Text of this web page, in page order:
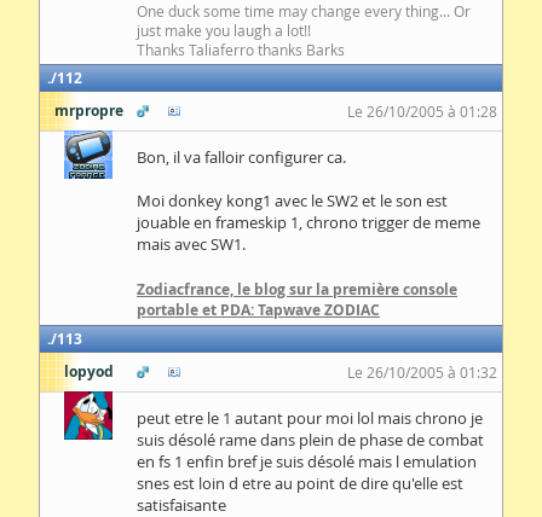
One duck some time may change every thing... Or
just make you laugh a lot!!
Thanks Taliaferro thanks Barks
112
mrpropre
Le 26/10/2005 à 01:28
Bon, il va falloir configurer ca.
Moi donkey kong1 avec le SW2 et le son est
jouable en frameskip 1, chrono trigger de meme
mais avec SW1.
Zodiacfrance, le blog sur la première console
portable et PDA: Tapwave ZODIAC
113
lopyod
Le 26/10/2005 à 01:32
peut etre le 1 autant pour moi lol mais chrono je
suis désolé rame dans plein de phase de combat
en fs 1 enfin bref je suis désolé mais l emulation
snes est loin d etre au point de dire qu'elle est
satisfaisante